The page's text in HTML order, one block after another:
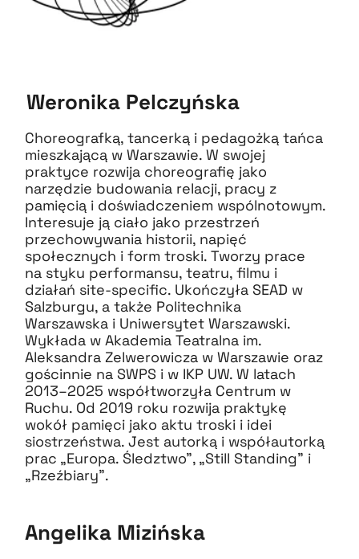
Choreografką, tancerką i pedagożką tańca
mieszkającą w Warszawie. W swojej
praktyce rozwija choreografię jako
narzędzie budowania relacji, pracy z
pamięcią i doświadczeniem wspólnotowym.
Interesuje ją ciało jako przestrzeń
przechowywania historii, napięć
społecznych i form troski. Tworzy prace
na styku performansu, teatru, filmu i
działań site-specific. Ukończyła SEAD w
Salzburgu, a także Politechnika
Warszawska i Uniwersytet Warszawski.
Wykłada w Akademia Teatralna im.
Aleksandra Zelwerowicza w Warszawie oraz
gościnnie na SWPS i w IKP UW. W latach
2013–2025 współtworzyła Centrum w
Ruchu. Od 2019 roku rozwija praktykę
wokół pamięci jako aktu troski i idei
siostrzeństwa. Jest autorką i współautorką
prac „Europa. Śledztwo”, „Still Standing” i
„Rzeźbiary”.
Weronika Pelczyńska
Angelika Mizińska